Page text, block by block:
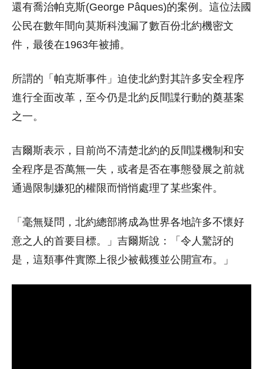
還有喬治帕克斯(George Pâques)的案例。這位法國
公民在數年間向莫斯科洩漏了數百份北約機密文
件，最後在1963年被捕。
所謂的「帕克斯事件」迫使北約對其許多安全程序
進行全面改革，至今仍是北約反間諜行動的奠基案
之一。
吉爾斯表示，目前尚不清楚北約的反間諜機制和安
全程序是否萬無一失，或者是否在事態發展之前就
通過限制嫌犯的權限而悄悄處理了某些案件。
「毫無疑問，北約總部將成為世界各地許多不懷好
意之人的首要目標。」吉爾斯說：「令人驚訝的
是，這類事件實際上很少被截獲並公開宣布。」